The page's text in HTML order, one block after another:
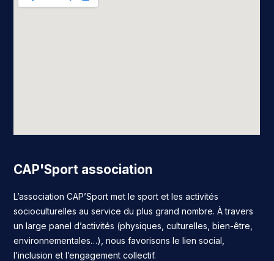
CAP'Sport association
L’association CAP’Sport met le sport et les activités
socioculturelles au service du plus grand nombre. À travers
un large panel d’activités (physiques, culturelles, bien-être,
environnementales…), nous favorisons le lien social,
l’inclusion et l’engagement collectif.